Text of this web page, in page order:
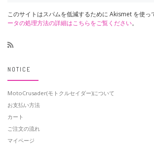
このサイトはスパムを低減するために Akismet を使っ
ータの処理方法の詳細はこちらをご覧ください。
NOTICE
MotoCrusader(モトクルセイダー)について
お支払い方法
カート
ご注文の流れ
マイページ